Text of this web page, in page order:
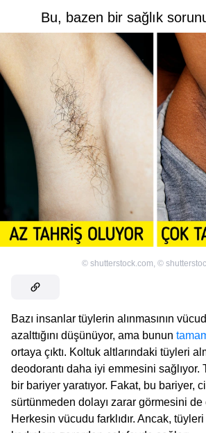
Bu, bazen bir sağlık
© shutterstock.com, ©
Bazı insanlar tüylerin alınmasının
azalttığını düşünüyor, ama bunun
ortaya çıktı. Koltuk altlarındaki tüyleri
deodorantı daha iyi emmesini sağlıyor.
bir bariyer yaratıyor. Fakat, bu bariyer,
sürtünmeden dolayı zarar görmesini de
Herkesin vücudu farklıdır. Ancak,